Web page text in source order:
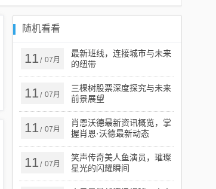
随机看看
11 / 07月
最新班线，连接城市与未来
的纽带
11 / 07月
三棵树股票深度探究与未来
前景展望
11 / 07月
肖恩沃德最新资讯概览，掌
握肖恩·沃德最新动态
11 / 07月
笑声传奇美人鱼演员，璀璨
星光的闪耀瞬间